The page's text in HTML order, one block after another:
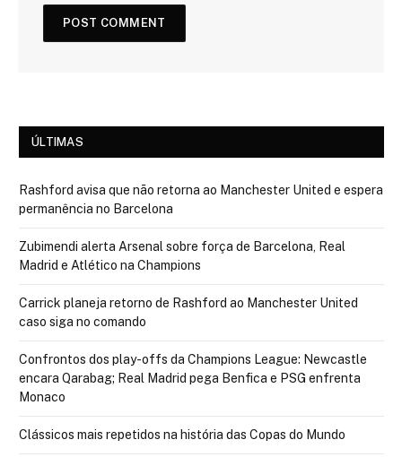
ÚLTIMAS
Rashford avisa que não retorna ao Manchester United e espera
permanência no Barcelona
Zubimendi alerta Arsenal sobre força de Barcelona, Real
Madrid e Atlético na Champions
Carrick planeja retorno de Rashford ao Manchester United
caso siga no comando
Confrontos dos play-offs da Champions League: Newcastle
encara Qarabag; Real Madrid pega Benfica e PSG enfrenta
Monaco
Clássicos mais repetidos na história das Copas do Mundo